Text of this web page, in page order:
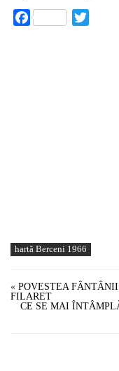
Facebook
hartă Berceni 1966
« POVESTEA
FILARET
CE SE MAI